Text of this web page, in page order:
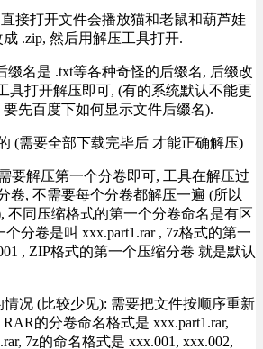
接打开文件会播放猫和老鼠和葫芦娃
.zip, 然后用解压工具打开.
缀名是 .txt等各种奇怪的后缀名, 后缀改
具打开解压即可, (有的系统默认不能更
先百度下如何显示文件后缀名).
(需要全部下载完毕后 才能正确解压)
要解压第一个分卷即可, 工具在解压过
卷, 不需要每个分卷都解压一遍 (所以
不同压缩格式的第一个分卷命名是有区
分卷是叫 xxx.part1.rar , 7z格式的第一
, ZIP格式的第一个压缩分卷 就是默认
况 (比较少见): 需要把文件按顺序重新
的分卷命名格式是 xxx.part1.rar,
7z的命名格式是 xxx.001, xxx.002,